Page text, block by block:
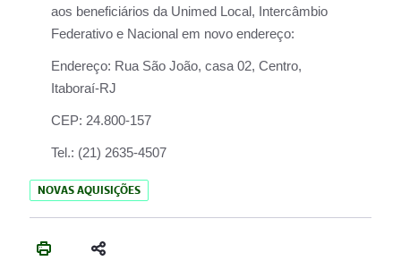
aos beneficiários da Unimed Local, Intercâmbio
Federativo e Nacional em novo endereço:
Endereço: Rua São João, casa 02, Centro,
Itaboraí-RJ
CEP: 24.800-157
Tel.: (21) 2635-4507
NOVAS AQUISIÇÕES